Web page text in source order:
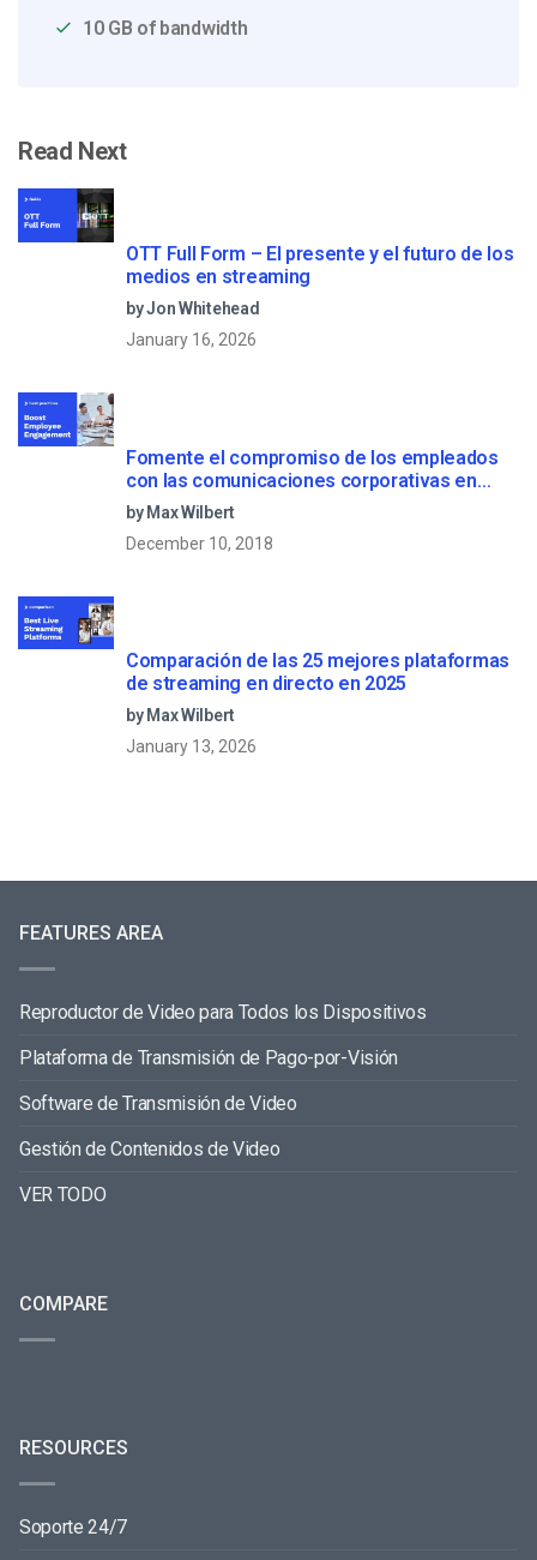
10 GB of bandwidth
Read Next
OTT Full Form – El presente y el futuro de los
medios en streaming
by Jon Whitehead
January 16, 2026
Fomente el compromiso de los empleados
con las comunicaciones corporativas en
directo
by Max Wilbert
December 10, 2018
Comparación de las 25 mejores plataformas
de streaming en directo en 2025
by Max Wilbert
January 13, 2026
FEATURES AREA
Reproductor de Video para Todos los Dispositivos
Plataforma de Transmisión de Pago-por-Visión
Software de Transmisión de Video
Gestión de Contenidos de Video
VER TODO
COMPARE
RESOURCES
Soporte 24/7